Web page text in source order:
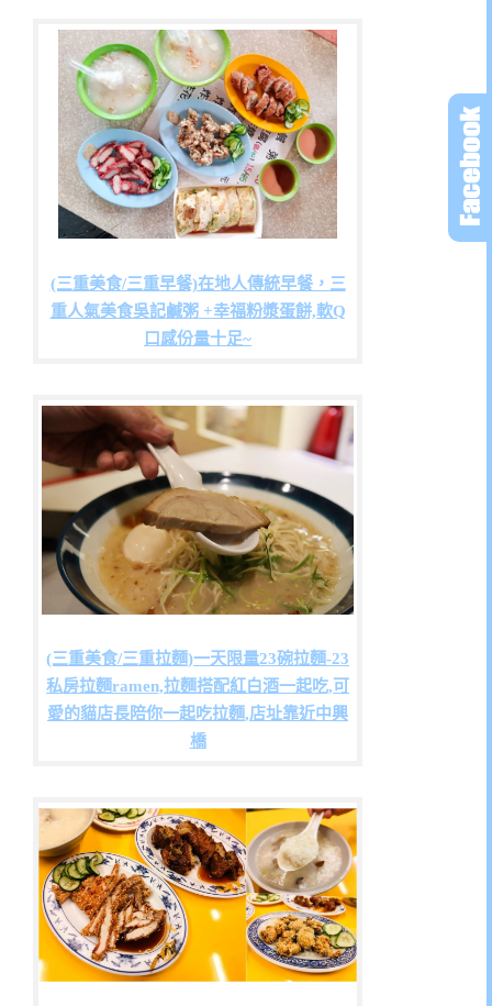
(三重美食/三重早餐)在地人傳統早餐，三
重人氣美食吳記鹹粥 +幸福粉漿蛋餅,軟Q
口感份量十足~
(三重美食/三重拉麵)一天限量23碗拉麵-23
私房拉麵ramen,拉麵搭配紅白酒一起吃,可
愛的貓店長陪你一起吃拉麵,店址靠近中興
橋